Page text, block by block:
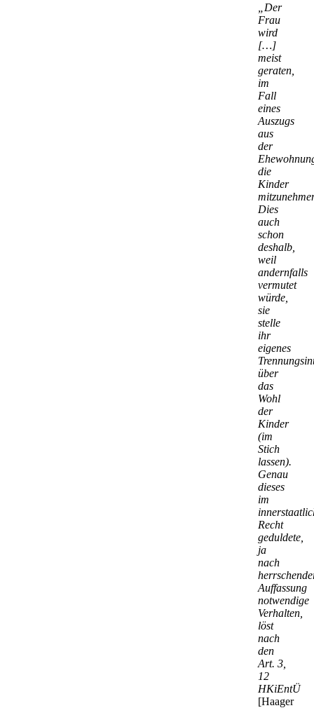
„Der
Frau
wird
[…]
meist
geraten,
im
Fall
eines
Auszugs
aus
der
die
Kinder
Dies
auch
schon
deshalb,
weil
andernfalls
vermutet
würde,
sie
stelle
ihr
eigenes
über
das
Wohl
der
Kinder
(im
Stich
lassen).
Genau
dieses
im
Recht
geduldete,
ja
nach
Auffassung
notwendige
Verhalten,
löst
nach
den
Art. 3,
12
HKiEntÜ
[Haager